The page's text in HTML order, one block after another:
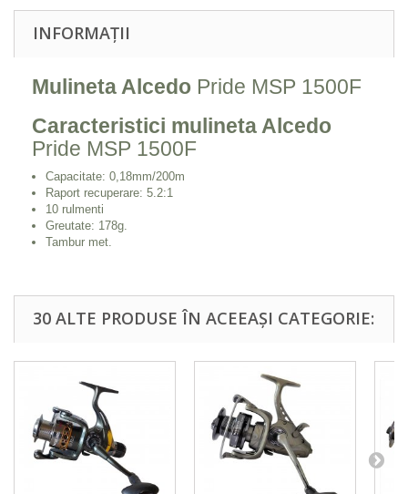
INFORMAȚII
Mulineta Alcedo Pride MSP 1500F
Caracteristici mulineta Alcedo
Pride MSP 1500F
Capacitate: 0,18mm/200m
Raport recuperare: 5.2:1
10 rulmenti
Greutate: 178g.
Tambur met.
30 ALTE PRODUSE ÎN ACEEAȘI CATEGORIE: